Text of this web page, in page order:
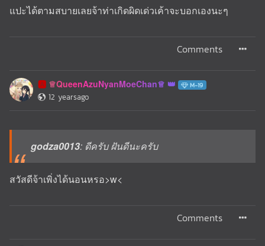
แปะได้ตามสบายเลยจ้าท่าเกิดผิดเด่วเค้าจะบอกเองนะๆ
Comments
🅰️ ♕QueenAzuNyanMoeChan♕ M-19
12 yearsago
godza0013: ดีครับ ฝันดีนะครับ
สวัสดีจ้าเพิ่งได้นอนหรอ>w<
Comments